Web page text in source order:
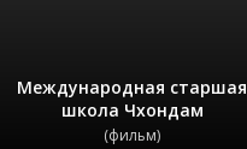
Международная старшая
школа Чхондам
(фильм)